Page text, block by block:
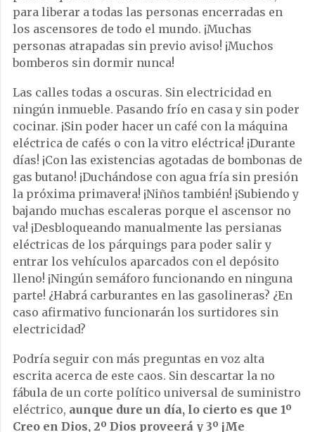
para liberar a todas las personas encerradas en
los ascensores de todo el mundo. ¡Muchas
personas atrapadas sin previo aviso! ¡Muchos
bomberos sin dormir nunca!
Las calles todas a oscuras. Sin electricidad en
ningún inmueble. Pasando frío en casa y sin poder
cocinar. ¡Sin poder hacer un café con la máquina
eléctrica de cafés o con la vitro eléctrica! ¡Durante
días! ¡Con las existencias agotadas de bombonas de
gas butano! ¡Duchándose con agua fría sin presión
la próxima primavera! ¡Niños también! ¡Subiendo y
bajando muchas escaleras porque el ascensor no
va! ¡Desbloqueando manualmente las persianas
eléctricas de los párquings para poder salir y
entrar los vehículos aparcados con el depósito
lleno! ¡Ningún semáforo funcionando en ninguna
parte! ¿Habrá carburantes en las gasolineras? ¿En
caso afirmativo funcionarán los surtidores sin
electricidad?
Podría seguir con más preguntas en voz alta
escrita acerca de este caos. Sin descartar la no
fábula de un corte político universal de suministro
eléctrico, aunque dure un día, lo cierto es que 1º
Creo en Dios, 2º Dios proveerá y 3º ¡Me